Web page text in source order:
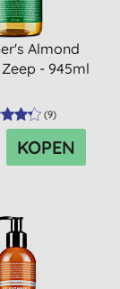
Almond
- 945ml
(9)
KOPEN